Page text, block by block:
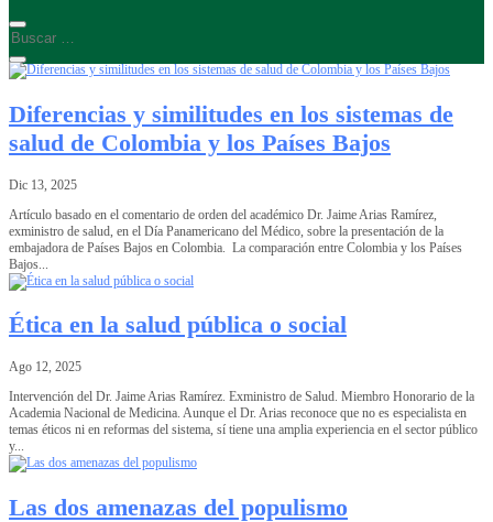
Diferencias y similitudes en los sistemas de
salud de Colombia y los Países Bajos
Dic 13, 2025
Artículo basado en el comentario de orden del académico Dr. Jaime Arias Ramírez,
exministro de salud, en el Día Panamericano del Médico, sobre la presentación de la
embajadora de Países Bajos en Colombia. La comparación entre Colombia y los Países
Bajos...
Ética en la salud pública o social
Ago 12, 2025
Intervención del Dr. Jaime Arias Ramírez. Exministro de Salud. Miembro Honorario de la
Academia Nacional de Medicina. Aunque el Dr. Arias reconoce que no es especialista en
temas éticos ni en reformas del sistema, sí tiene una amplia experiencia en el sector público
y...
Las dos amenazas del populismo